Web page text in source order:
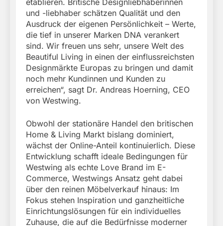
etablieren. Britische Designliebhaberinnen
und -liebhaber schätzen Qualität und den
Ausdruck der eigenen Persönlichkeit – Werte,
die tief in unserer Marken DNA verankert
sind. Wir freuen uns sehr, unsere Welt des
Beautiful Living in einen der einflussreichsten
Designmärkte Europas zu bringen und damit
noch mehr Kundinnen und Kunden zu
erreichen“, sagt Dr. Andreas Hoerning, CEO
von Westwing.
Obwohl der stationäre Handel den britischen
Home & Living Markt bislang dominiert,
wächst der Online-Anteil kontinuierlich. Diese
Entwicklung schafft ideale Bedingungen für
Westwing als echte Love Brand im E-
Commerce, Westwings Ansatz geht dabei
über den reinen Möbelverkauf hinaus: Im
Fokus stehen Inspiration und ganzheitliche
Einrichtungslösungen für ein individuelles
Zuhause, die auf die Bedürfnisse moderner